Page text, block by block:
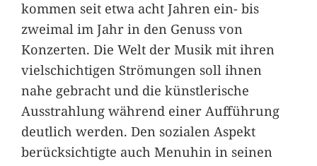
kommen seit etwa acht Jahren ein- bis
zweimal im Jahr in den Genuss von
Konzerten. Die Welt der Musik mit ihren
vielschichtigen Strömungen soll ihnen
nahe gebracht und die künstlerische
Ausstrahlung während einer Aufführung
deutlich werden. Den sozialen Aspekt
berücksichtigte auch Menuhin in seinen